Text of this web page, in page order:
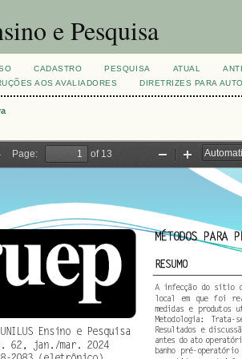
e Pesquisa
CADASTRO PESQUISA ATUAL
AOS AVALIADORES DIRETRIZES PARA